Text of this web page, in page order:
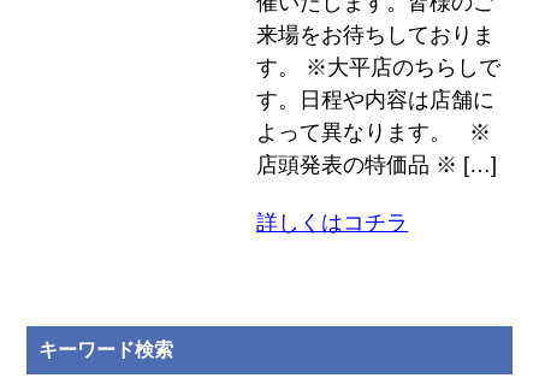
来場をお待ちしておりま
す。 ※大平店のちらしで
す。日程や内容は店舗に
よって異なります。 ※
店頭発表の特価品 ※ […]
詳しくはコチラ
キーワード検索